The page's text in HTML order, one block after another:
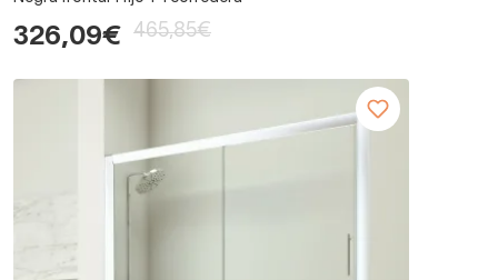
326,09€ 465,85€